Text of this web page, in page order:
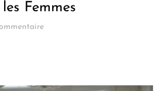
Femmes